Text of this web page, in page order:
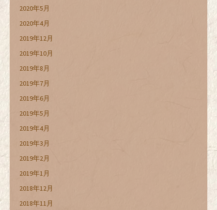
2020年5月
2020年4月
2019年12月
2019年10月
2019年8月
2019年7月
2019年6月
2019年5月
2019年4月
2019年3月
2019年2月
2019年1月
2018年12月
2018年11月